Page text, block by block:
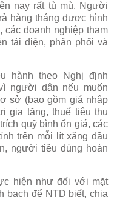
nay rất tù mù. Người
hàng tháng được hình
các doanh nghiệp tham
tải điện, phân phối và
hành theo Nghị định
người dân nếu muốn
sở (bao gồm giá nhập
gia tăng, thuế tiêu thụ
quỹ bình ổn giá, các
trên mỗi lít xăng dầu
người tiêu dùng hoàn
hiện như đối với mặt
bạch để NTD biết, chia